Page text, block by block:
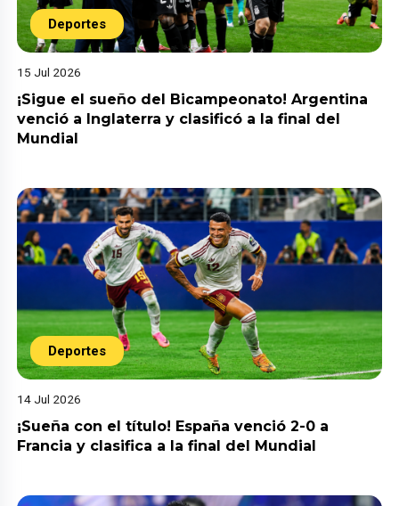
Deportes
15 Jul 2026
¡Sigue el sueño del Bicampeonato! Argentina
venció a Inglaterra y clasificó a la final del
Mundial
Deportes
14 Jul 2026
¡Sueña con el título! España venció 2-0 a
Francia y clasifica a la final del Mundial